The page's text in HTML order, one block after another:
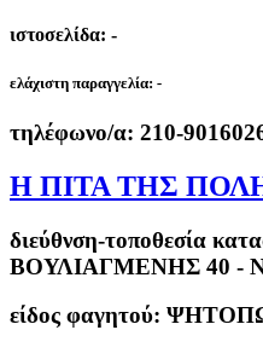
ιστοσελίδα: -
ελάχιστη παραγγελία: -
τηλέφωνο/α: 210-
Η ΠΙΤΑ ΤΗΣ
διεύθνση-τοποθεσία
ΒΟΥΛΙΑΓΜΕΝΗΣ 40 -
είδος φαγητού: